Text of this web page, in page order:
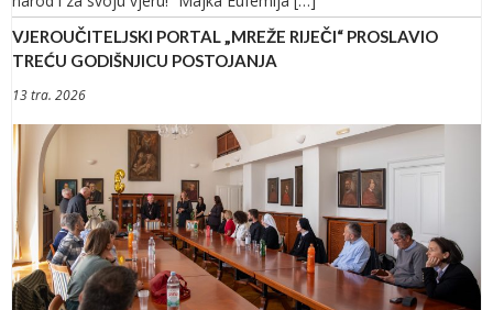
VJEROUČITELJSKI PORTAL „MREŽE RIJEČI“ PROSLAVIO
TREĆU GODIŠNJICU POSTOJANJA
13 tra. 2026